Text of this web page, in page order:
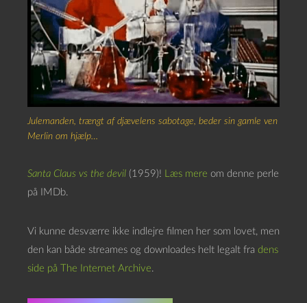
Julemanden, trængt af djævelens sabotage, beder sin gamle ven
Merlin om hjælp…
Santa Claus vs the devil (1959)! Læs mere om denne perle
på IMDb.
Vi kunne desværre ikke indlejre filmen her som lovet, men
den kan både streames og downloades helt legalt fra dens
side på The Internet Archive.